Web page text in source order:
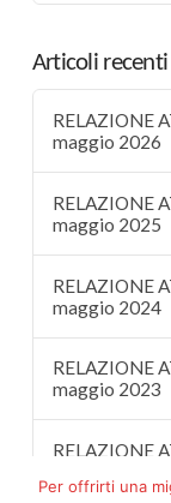
Articoli recenti
RELAZIONE
maggio 2026
RELAZIONE
maggio 2025
RELAZIONE
maggio 2024
RELAZIONE
maggio 2023
RELAZIONE
Per offrirti una